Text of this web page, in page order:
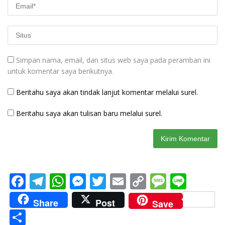
Simpan nama, email, dan situs web saya pada peramban ini
untuk komentar saya berikutnya.
Beritahu saya akan tindak lanjut komentar melalui surel.
Beritahu saya akan tulisan baru melalui surel.
F
ac
e
T
el
e
W
h
at
M
e
ss
T
w
itt
E
m
ai
C
o
p
M
e
ss
n
e
Share Post Save